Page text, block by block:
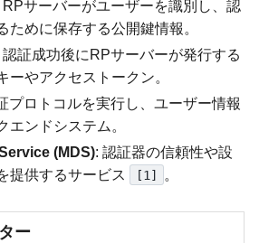
RPサーバーがユーザーを識別し、認
ために保存する公開鍵情報。
認証成功後にRPサーバーが発行する
ーやアクセストークン。
プロトコルを実行し、ユーザー情報
エンドシステム。
(MDS): 認証器の信頼性や設
提供するサービス
[1] 。
ー